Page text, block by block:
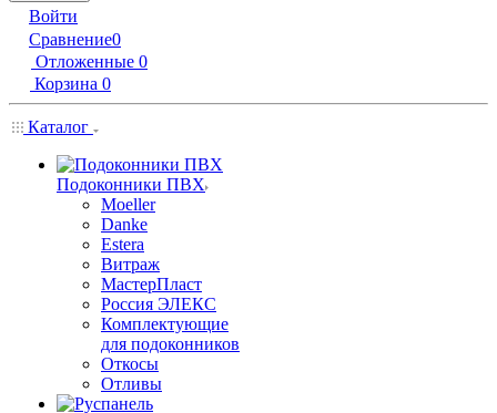
Войти
Сравнение0
Отложенные 0
Корзина 0
Каталог
Подоконники ПВХ
Moeller
Danke
Estera
Витраж
МастерПласт
Россия ЭЛЕКС
Комплектующие
для подоконников
Откосы
Отливы